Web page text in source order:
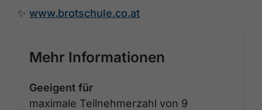
✨ www.brotschule.co.at
Mehr Informationen
Geeigent für
maximale Teilnehmerzahl von 9